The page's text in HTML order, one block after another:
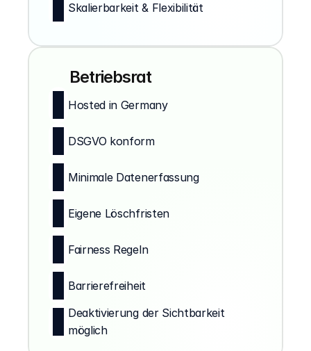
Skalierbarkeit & Flexibilität
Betriebsrat
Hosted in Germany
DSGVO konform
Minimale Datenerfassung
Eigene Löschfristen
Fairness Regeln
Barrierefreiheit
Deaktivierung der Sichtbarkeit
möglich